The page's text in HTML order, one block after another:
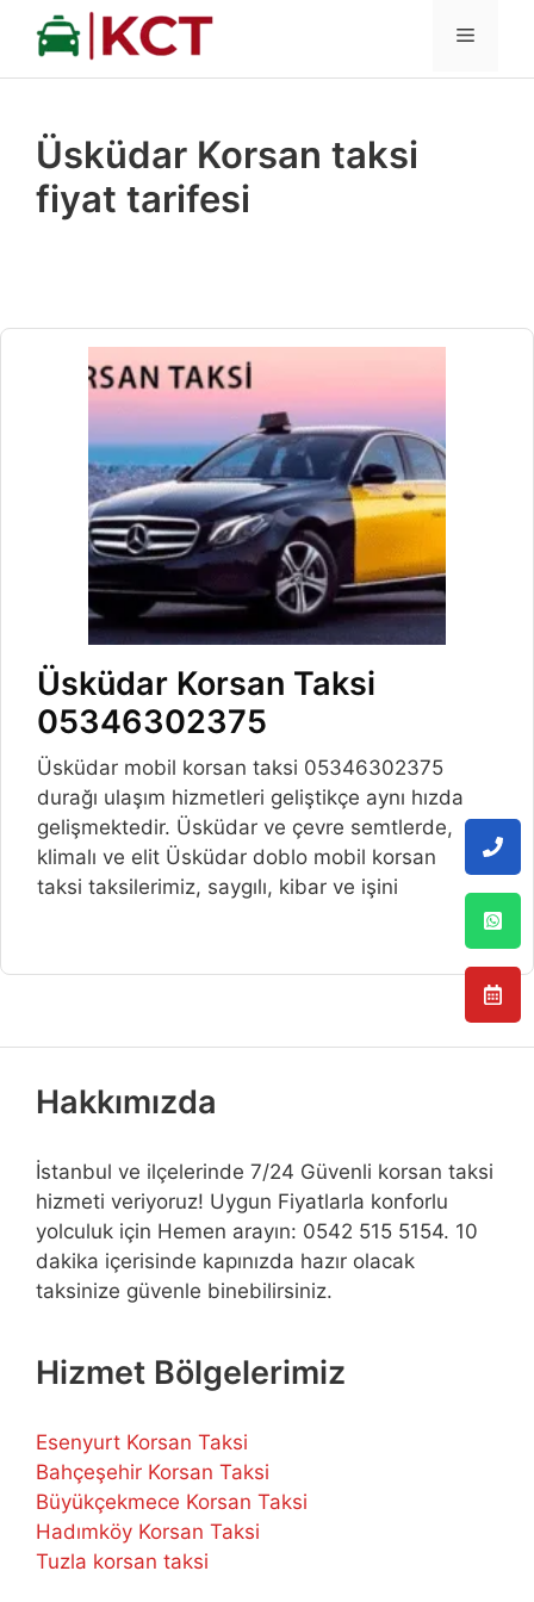
İçeriğe
MENÜ
Üsküdar Korsan taksi
fiyat tarifesi
Üsküdar Korsan Taksi
05346302375
Üsküdar mobil korsan taksi 05346302375
durağı ulaşım hizmetleri geliştikçe aynı hızda
gelişmektedir. Üsküdar ve çevre semtlerde,
klimalı ve elit Üsküdar doblo mobil korsan
taksi taksilerimiz, saygılı, kibar ve işini
Hakkımızda
İstanbul ve ilçelerinde 7/24 Güvenli korsan taksi
hizmeti veriyoruz! Uygun Fiyatlarla konforlu
yolculuk için Hemen arayın: 0542 515 5154. 10
dakika içerisinde kapınızda hazır olacak
taksinize güvenle binebilirsiniz.
Hizmet Bölgelerimiz
Esenyurt Korsan Taksi
Bahçeşehir Korsan Taksi
Büyükçekmece Korsan Taksi
Hadımköy Korsan Taksi
Tuzla korsan taksi